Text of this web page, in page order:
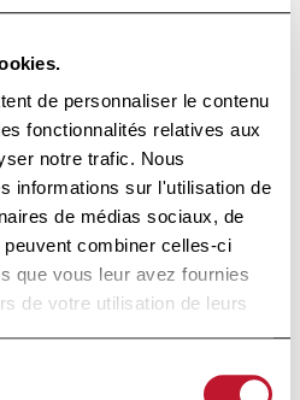
de personnaliser le contenu
fonctionnalités relatives aux
notre trafic. Nous
informations sur l'utilisation de
de médias sociaux, de
combiner celles-ci
que vous leur avez fournies
de votre utilisation de leurs
nombreuses années la
moléculaire d'un ou de
antigène lors de sa
l'organisme afin de
immunitaire immédiate
fois, même beaucoup
:
freiner ou arrêter une
monoclonal CD8.